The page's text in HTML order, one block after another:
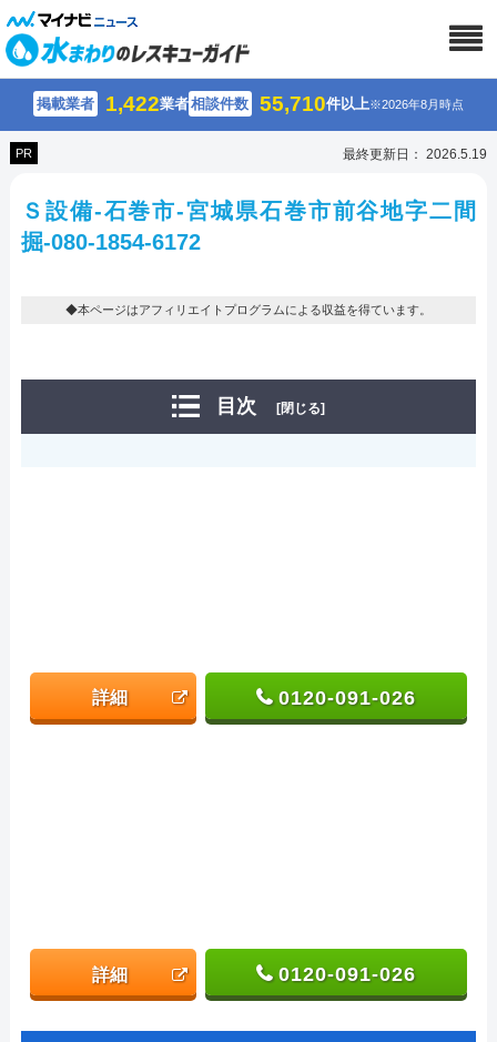
掲載業者 1,422業者相談件数 55,710件以上※2026年8月時点
PR 最終更新日： 2026.5.19
Ｓ設備-石巻市-宮城県石巻市前谷地字二間
掘-080-1854-6172
◆本ページはアフィリエイトプログラムによる収益を得ています。
目次 [閉じる]
詳細 0120-091-026
詳細 0120-091-026